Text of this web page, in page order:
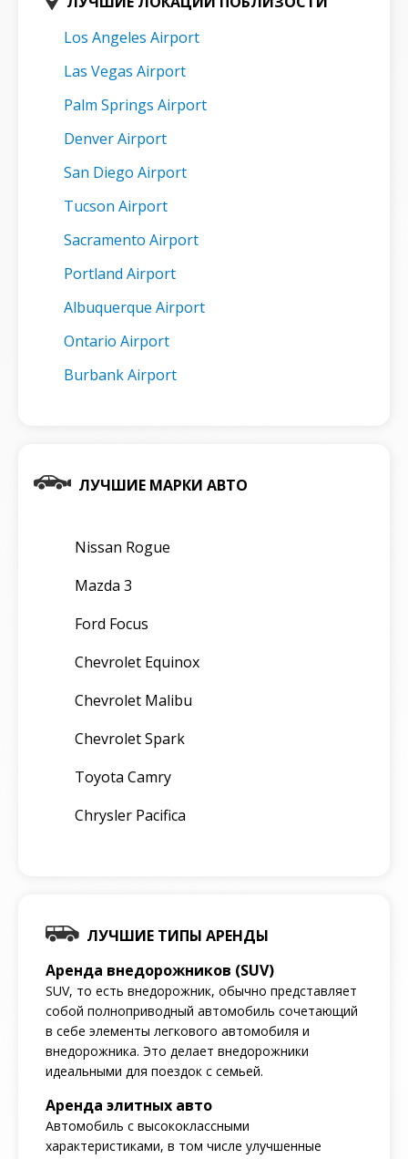
Los Angeles Airport
Las Vegas Airport
Palm Springs Airport
Denver Airport
San Diego Airport
Tucson Airport
Sacramento Airport
Portland Airport
Albuquerque Airport
Ontario Airport
Burbank Airport
ЛУЧШИЕ МАРКИ АВТО
Nissan Rogue
Mazda 3
Ford Focus
Chevrolet Equinox
Chevrolet Malibu
Chevrolet Spark
Toyota Camry
Chrysler Pacifica
ЛУЧШИЕ ТИПЫ АРЕНДЫ
Аренда внедорожников (SUV)
SUV, то есть внедорожник, обычно представляет
собой полноприводный автомобиль сочетающий
в себе элементы легкового автомобиля и
внедорожника. Это делает внедорожники
идеальными для поездок с семьей.
Аренда элитных авто
Автомобиль с высококлассными
характеристиками, в том числе улучшенные